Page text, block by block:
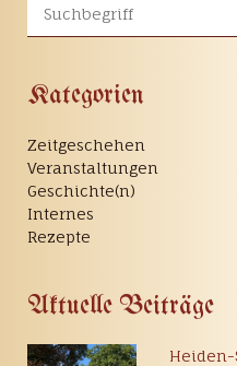
Kategorien
Zeitgeschehen
Veranstaltungen
Geschichte(n)
Internes
Rezepte
Aktuelle Beiträge
Heiden-